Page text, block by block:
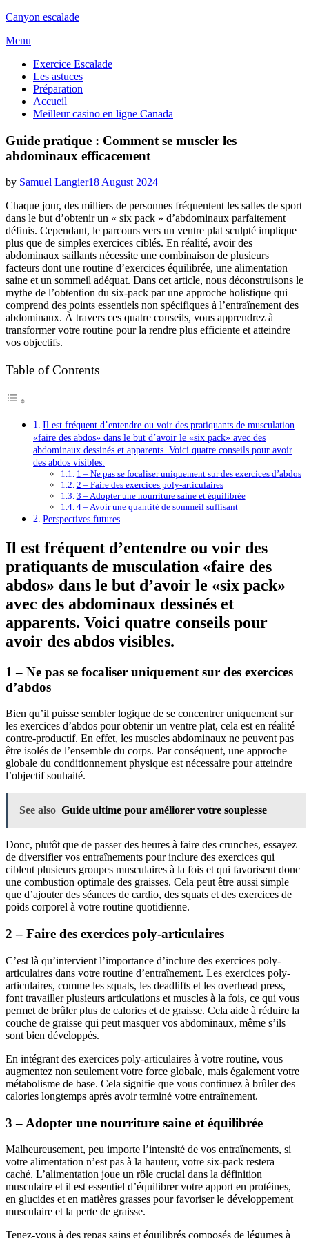
Canyon escalade
Skip
content
Menu
Exercice Escalade
Les astuces
Préparation
Accueil
Meilleur casino en ligne Canada
Guide pratique : Comment se muscler les
abdominaux efficacement
by Samuel LangierPosted
18 August 2024
Chaque jour, des milliers de personnes fréquentent les salles de sport
dans le but d’obtenir un « six pack » d’abdominaux parfaitement
définis. Cependant, le parcours vers un ventre plat sculpté implique
plus que de simples exercices ciblés. En réalité, avoir des
abdominaux saillants nécessite une combinaison de plusieurs
facteurs dont une routine d’exercices équilibrée, une alimentation
saine et un sommeil adéquat. Dans cet article, nous déconstruisons le
mythe de l’obtention du six-pack par une approche holistique qui
comprend des points essentiels non spécifiques à l’entraînement des
abdominaux. À travers ces quatre conseils, vous apprendrez à
transformer votre routine pour la rendre plus efficiente et atteindre
vos objectifs.
Table of Contents
Il est fréquent d’entendre ou voir des pratiquants de musculation
«faire des abdos» dans le but d’avoir le «six pack» avec des
abdominaux dessinés et apparents. Voici quatre conseils pour avoir
des abdos visibles.
1 – Ne pas se focaliser uniquement sur des exercices d’abdos
2 – Faire des exercices poly-articulaires
3 – Adopter une nourriture saine et équilibrée
4 – Avoir une quantité de sommeil suffisant
Perspectives futures
Il est fréquent d’entendre ou voir des
pratiquants de musculation «faire des
abdos» dans le but d’avoir le «six pack»
avec des abdominaux dessinés et
apparents. Voici quatre conseils pour
avoir des abdos visibles.
1 – Ne pas se focaliser uniquement sur des exercices
d’abdos
Bien qu’il puisse sembler logique de se concentrer uniquement sur
les exercices d’abdos pour obtenir un ventre plat, cela est en réalité
contre-productif. En effet, les muscles abdominaux ne peuvent pas
être isolés de l’ensemble du corps. Par conséquent, une approche
globale du conditionnement physique est nécessaire pour atteindre
l’objectif souhaité.
See also Guide ultime pour améliorer votre souplesse
Donc, plutôt que de passer des heures à faire des crunches, essayez
de diversifier vos entraînements pour inclure des exercices qui
ciblent plusieurs groupes musculaires à la fois et qui favorisent donc
une combustion optimale des graisses. Cela peut être aussi simple
que d’ajouter des séances de cardio, des squats et des exercices de
poids corporel à votre routine quotidienne.
2 – Faire des exercices poly-articulaires
C’est là qu’intervient l’importance d’inclure des exercices poly-
articulaires dans votre routine d’entraînement. Les exercices poly-
articulaires, comme les squats, les deadlifts et les overhead press,
font travailler plusieurs articulations et muscles à la fois, ce qui vous
permet de brûler plus de calories et de graisse. Cela aide à réduire la
couche de graisse qui peut masquer vos abdominaux, même s’ils
sont bien développés.
En intégrant des exercices poly-articulaires à votre routine, vous
augmentez non seulement votre force globale, mais également votre
métabolisme de base. Cela signifie que vous continuez à brûler des
calories longtemps après avoir terminé votre entraînement.
3 – Adopter une nourriture saine et équilibrée
Malheureusement, peu importe l’intensité de vos entraînements, si
votre alimentation n’est pas à la hauteur, votre six-pack restera
caché. L’alimentation joue un rôle crucial dans la définition
musculaire et il est essentiel d’équilibrer votre apport en protéines,
en glucides et en matières grasses pour favoriser le développement
musculaire et la perte de graisse.
Tenez-vous à des repas sains et équilibrés composés de légumes à